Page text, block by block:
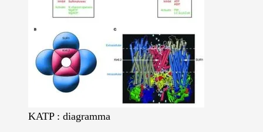
KATP : diagramma